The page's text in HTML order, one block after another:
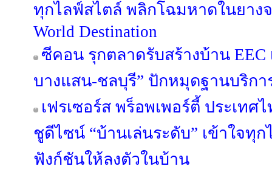
ทุกไลฟ์สไตล์ พลิกโฉมหาดในยางจ
World Destination
ซีคอน รุกตลาดรับสร้างบ้าน EEC
บางแสน-ชลบุรี” ปักหมุดฐานบริก
เฟรเซอร์ส พร็อพเพอร์ตี้ ประเท
ชูดีไซน์ “บ้านเล่นระดับ” เข้าใจทุ
ฟังก์ชันให้ลงตัวในบ้าน